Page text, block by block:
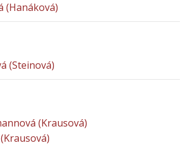
(Hanáková)
(Steinová)
(Krausová)